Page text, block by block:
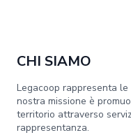
CHI SIAMO
Legacoop rappresenta
nostra missione è
territorio attraverso
rappresentanza.